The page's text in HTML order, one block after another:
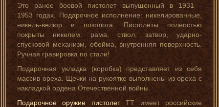
Это ранее боевой пистолет выпущенный в 1931 -
1953 годах. Подарочное исполнение: никелированные,
никель-велюр и позолота. Пистолеты полностью
покрыты никелем: рама, ствол, затвор, ударно-
спусковой механизм, обойма, внутренняя поверхность.
Ручная гравировка по стали!
Подарочная укладка (коробка) представляет из себя
массив ореха. Щечки на рукоятке выполнены из ореха с
накладкой ордена Отечественной войны.
Подарочное оружие пистолетТТ имеет российские